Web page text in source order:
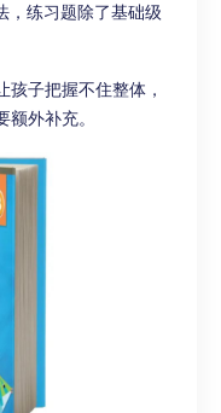
，练习题除了基础级
孩子把握不住整体，
外补充。